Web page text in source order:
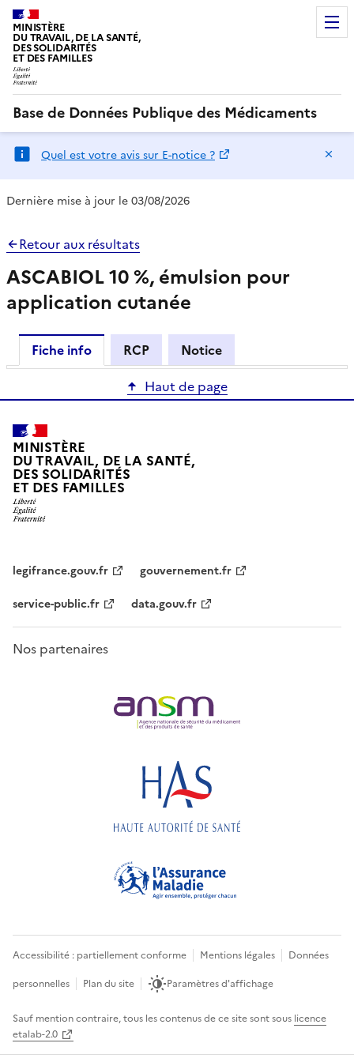
MINISTÈRE
DU TRAVAIL, DE LA SANTÉ,
DES SOLIDARITÉS
ET DES FAMILLES
Base de Données Publique des Médicaments
Quel est votre avis sur E-notice ?
Dernière mise à jour le 03/08/2026
Retour aux résultats
ASCABIOL 10 %, émulsion pour
application cutanée
Fiche info RCP
Notice
Haut de page
MINISTÈRE
DU TRAVAIL, DE LA SANTÉ,
DES SOLIDARITÉS
ET DES FAMILLES
legifrance.gouv.fr
gouvernement.fr
service-public.fr
data.gouv.fr
Nos partenaires
Accessibilité : partiellement conforme Mentions légales
Données
personnelles
Plan du site Paramètres d'affichage
Sauf mention contraire, tous les contenus de ce site sont sous licence
etalab-2.0